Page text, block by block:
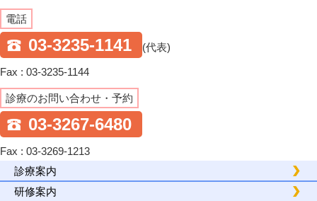
電話
03-3235-1141 (代表)
Fax : 03-3235-1144
診療のお問い合わせ・予約
03-3267-6480
Fax : 03-3269-1213
診療案内
研修案内